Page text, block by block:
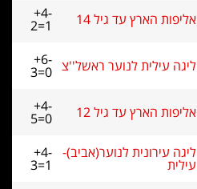
אליפות הארץ עד גיל 14 +4-
2=1
ליגה עילית לנוער ראשל''צ +6-
3=0
אליפות הארץ עד גיל 12 +4-
5=0
ליגה עירונית לנוער(אביב)-
עילית
+4-
3=1